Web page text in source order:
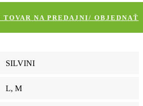
TOVAR NA PREDAJNI/ OBJEDNAŤ
SILVINI
L, M